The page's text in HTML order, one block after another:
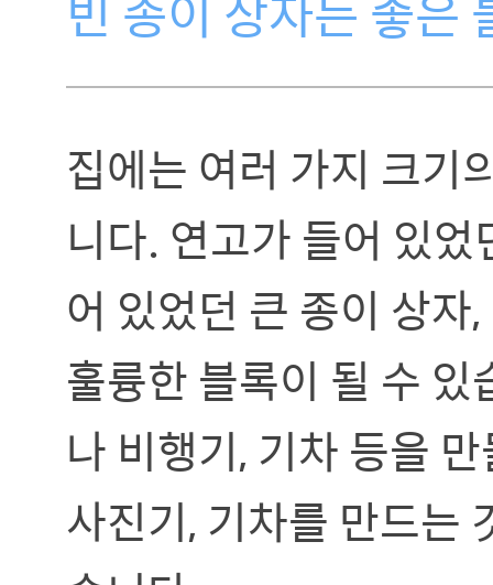
집에는 여러 가지 크기
니다. 연고가 들어 있
어 있었던 큰 종이 상자
훌륭한 블록이 될 수
나 비행기, 기차 등을
사진기, 기차를 만드는